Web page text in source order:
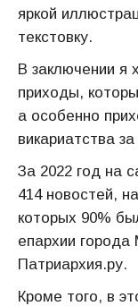
яркой
текстовку.
В заключении я
приходы,
а особенно
викариатства
За 2022 год на
414 новостей,
которых 90%
епархии
Патриархия.ру.
Кроме того, в